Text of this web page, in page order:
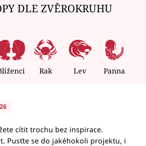
DLE ZVĚROKRUHU
Rak Lev Panna
cítit trochu bez inspirace.
Pusťte se do jakéhokoli projektu, i